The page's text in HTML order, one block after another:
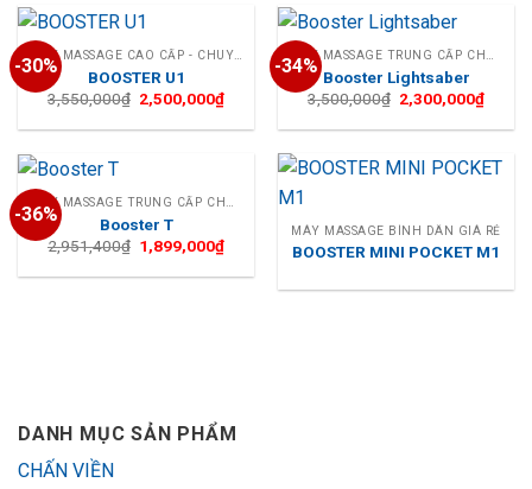
-30%
BOOSTER U1
3,550,000₫ Giá
gốc
là:
2,500,000₫Giá
tại
2,500,000₫.
-34% Booster Lightsaber
3,500,000₫ Giá
gốc
là:
2,300,000₫Giá
tại
-36% MÁY MASSAGE TRUNG CẤP CHO CÁ NHÂN
Booster T
2,951,400₫ Giá
gốc
là:
1,899,000₫Giá
tại
MÁY MASSAGE BÌNH DÂN GIÁ RẺ
BOOSTER MINI POCKET M1
DANH MỤC SẢN PHẨM
CHẤN VIỀN